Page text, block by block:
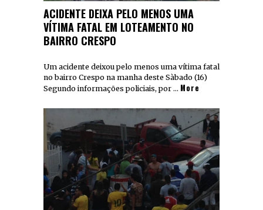
ACIDENTE DEIXA PELO MENOS UMA
VÍTIMA FATAL EM LOTEAMENTO NO
BAIRRO CRESPO
Um acidente deixou pelo menos uma vítima fatal
no bairro Crespo na manha deste Sàbado (16)
Segundo informações policiais, por … More